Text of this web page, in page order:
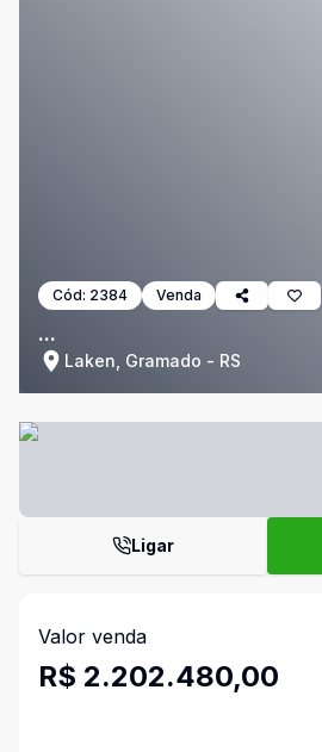
Cód: 2384 Venda
...
Laken, Gramado - RS
Ligar
Valor venda
R$ 2.202.480,00